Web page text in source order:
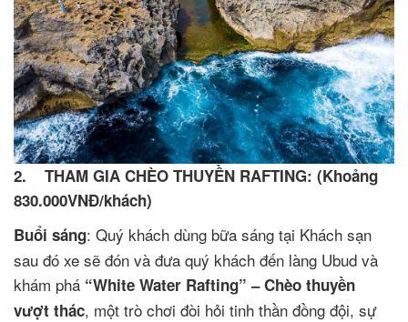
2. THAM GIA CHÈO THUYỀN RAFTING: (Khoảng
830.000VNĐ/khách)
Buổi sáng: Quý khách dùng bữa sáng tại Khách sạn
sau đó xe sẽ đón và đưa quý khách đến làng Ubud và
khám phá “White Water Rafting” – Chèo thuyền
vượt thác, một trò chơi đòi hỏi tinh thần đồng đội, sự